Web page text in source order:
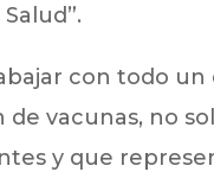
con todo
vacunas, no
y que